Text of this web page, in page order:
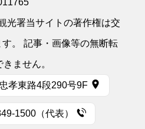
光署当サイトの著作権は交
。 記事・画像等の無断転
きません。
孝東路4段290号9F
1500（代表）